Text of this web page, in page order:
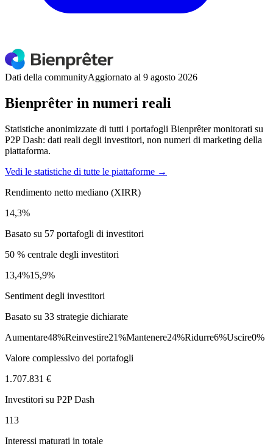
Dati della communityAggiornato al 9 agosto 2026
Bienprêter in numeri reali
Statistiche anonimizzate di tutti i portafogli Bienprêter monitorati su
P2P Dash: dati reali degli investitori, non numeri di marketing della
piattaforma.
Vedi le statistiche di tutte le piattaforme →
Rendimento netto mediano (XIRR)
14,3%
Basato su 57 portafogli di investitori
50 % centrale degli investitori
13,4%15,9%
Sentiment degli investitori
Basato su 33 strategie dichiarate
Aumentare48%Reinvestire21%Mantenere24%Ridurre6%Uscire0%
Valore complessivo dei portafogli
1.707.831 €
Investitori su P2P Dash
113
Interessi maturati in totale